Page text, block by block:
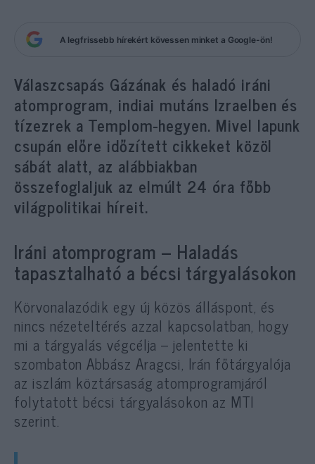
A legfrissebb hírekért kövessen minket a Google-ön!
Válaszcsapás Gázának és haladó iráni
atomprogram, indiai mutáns Izraelben és
tízezrek a Templom-hegyen. Mivel lapunk
csupán előre időzített cikkeket közöl
sábát alatt, az alábbiakban
összefoglaljuk az elmúlt 24 óra főbb
világpolitikai híreit.
Iráni atomprogram – Haladás
tapasztalható a bécsi tárgyalásokon
Körvonalazódik egy új közös álláspont, és
nincs nézeteltérés azzal kapcsolatban, hogy
mi a tárgyalás végcélja – jelentette ki
szombaton Abbász Aragcsi, Irán főtárgyalója
az iszlám köztársaság atomprogramjáról
folytatott bécsi tárgyalásokon az MTI
szerint.